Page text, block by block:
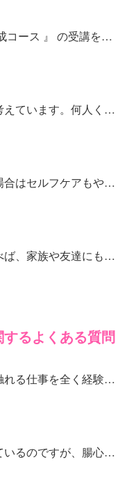
コース 』 の受講を…
えています。何人く…
合はセルフケアもや…
ば、家族や友達にも…
るよくある質問
れる仕事を全く経験…
いるのですが、腸心…